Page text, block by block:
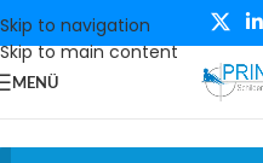
Skip to navigation
Skip to main content
MENÜ